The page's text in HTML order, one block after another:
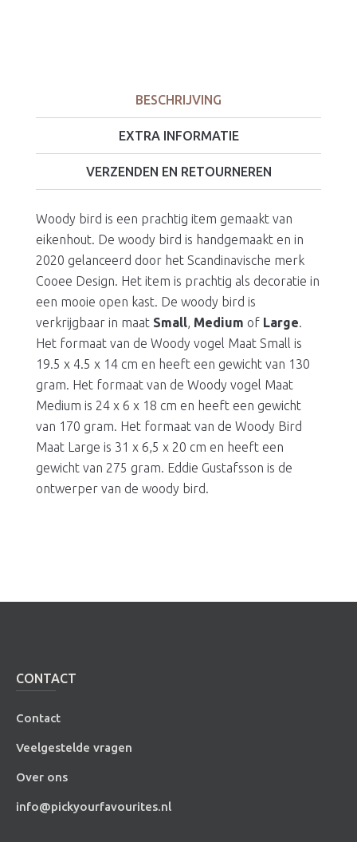
BESCHRIJVING
EXTRA INFORMATIE
VERZENDEN EN RETOURNEREN
Woody bird is een prachtig item gemaakt van
eikenhout. De woody bird is handgemaakt en in
2020 gelanceerd door het Scandinavische merk
Cooee Design. Het item is prachtig als decoratie in
een mooie open kast. De woody bird is
verkrijgbaar in maat Small, Medium of Large.
Het formaat van de Woody vogel Maat Small is
19.5 x 4.5 x 14 cm en heeft een gewicht van 130
gram. Het formaat van de Woody vogel Maat
Medium is 24 x 6 x 18 cm en heeft een gewicht
van 170 gram. Het formaat van de Woody Bird
Maat Large is 31 x 6,5 x 20 cm en heeft een
gewicht van 275 gram. Eddie Gustafsson is de
ontwerper van de woody bird.
CONTACT
Contact
Veelgestelde vragen
Over ons
info@pickyourfavourites.nl